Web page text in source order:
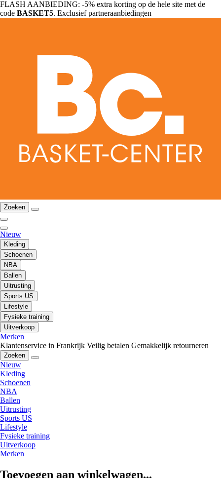
FLASH AANBIEDING: -5% extra korting op de hele site met de
code BASKET5. Exclusief partneraanbiedingen
Zoeken
Nieuw
Kleding
Schoenen
NBA
Ballen
Uitrusting
Sports US
Lifestyle
Fysieke training
Uitverkoop
Merken
Klantenservice in Frankrijk Veilig betalen Gemakkelijk retourneren
Zoeken
Nieuw
Kleding
Schoenen
NBA
Ballen
Uitrusting
Sports US
Lifestyle
Fysieke training
Uitverkoop
Merken
Toevoegen aan winkelwagen...